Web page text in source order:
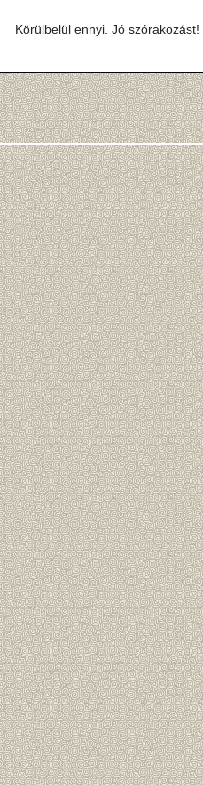
Körülbelül ennyi. Jó szórakozást!